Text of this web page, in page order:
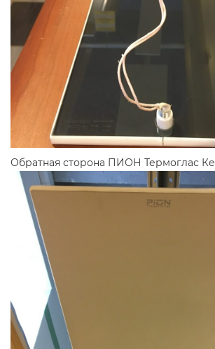
Обратная сторона ПИОН Термоглас